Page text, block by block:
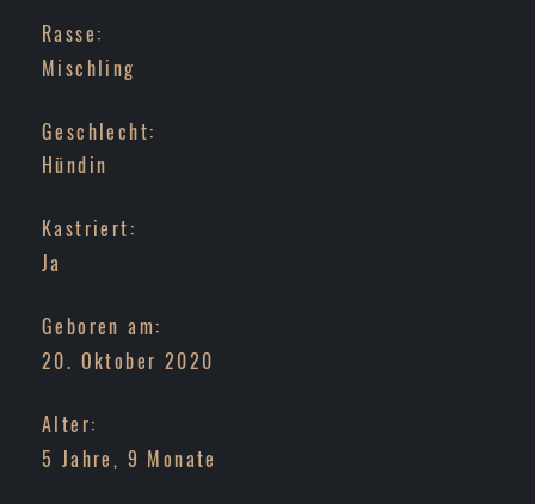
Rasse:
Mischling
Geschlecht:
Hündin
Kastriert:
Ja
Geboren am:
20. Oktober 2020
Alter:
5 Jahre, 9 Monate